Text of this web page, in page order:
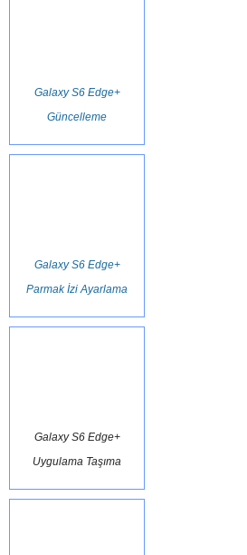
Galaxy S6 Edge+
Güncelleme
Galaxy S6 Edge+
Parmak İzi Ayarlama
Galaxy S6 Edge+
Uygulama Taşıma